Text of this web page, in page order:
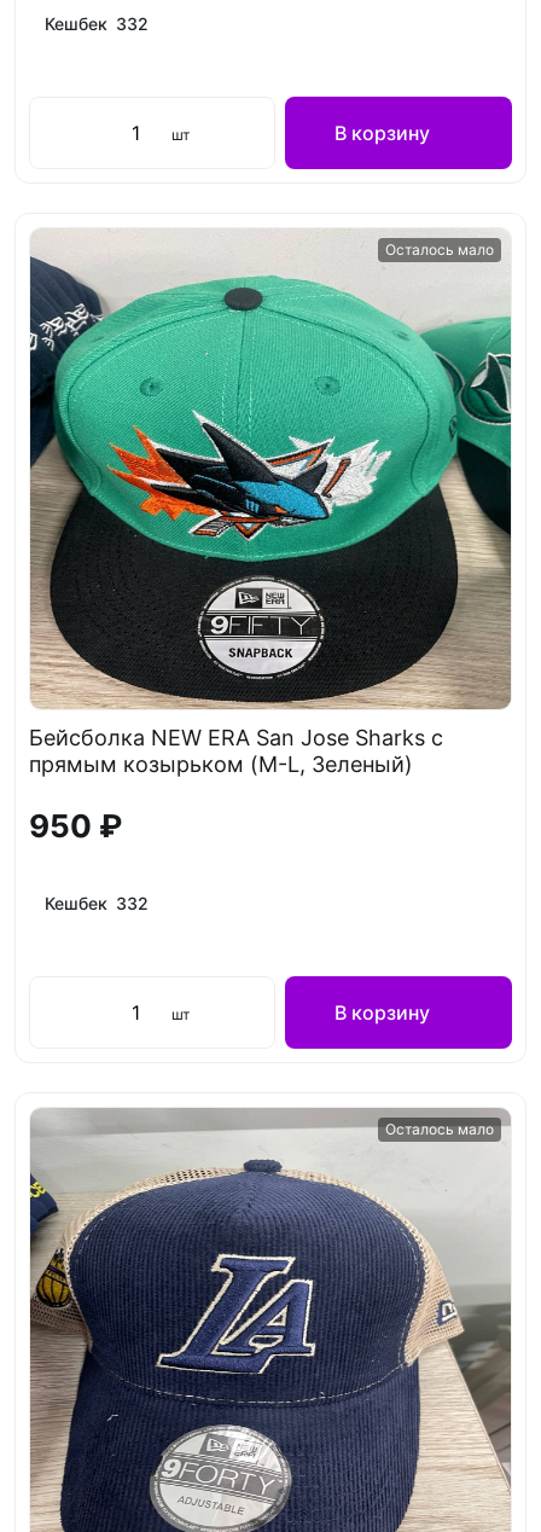
Кешбек 332
шт В корзину
Осталось мало
Бейсболка NEW ERA San Jose Sharks с
прямым козырьком (M-L, Зеленый)
950 ₽
Кешбек 332
шт В корзину
Осталось мало